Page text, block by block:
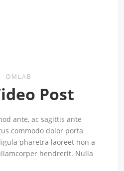
OMLAB
Post
ante, ac sagittis ante
commodo dolor porta
pharetra laoreet non a
hendrerit. Nulla